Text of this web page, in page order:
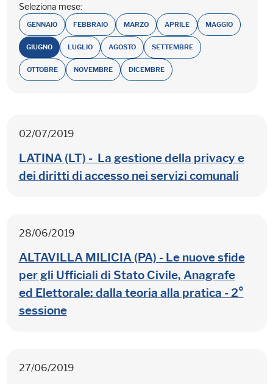
Seleziona mese:
GENNAIO FEBBRAIO MARZO APRILE MAGGIO
GIUGNO LUGLIO AGOSTO SETTEMBRE
OTTOBRE NOVEMBRE DICEMBRE
02/07/2019
LATINA (LT) - La gestione della privacy e
dei diritti di accesso nei servizi comunali
28/06/2019
ALTAVILLA MILICIA (PA) - Le nuove sfide
per gli Ufficiali di Stato Civile, Anagrafe
ed Elettorale: dalla teoria alla pratica - 2°
sessione
27/06/2019